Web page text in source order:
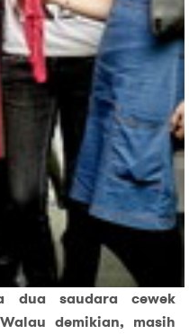
dua saudara cewek
demikian, masih